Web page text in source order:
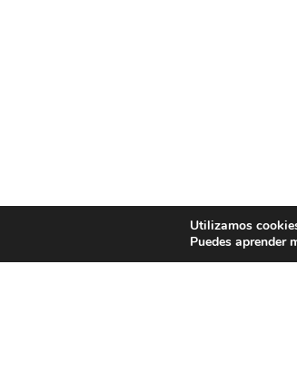
Utilizamos
Puedes aprender